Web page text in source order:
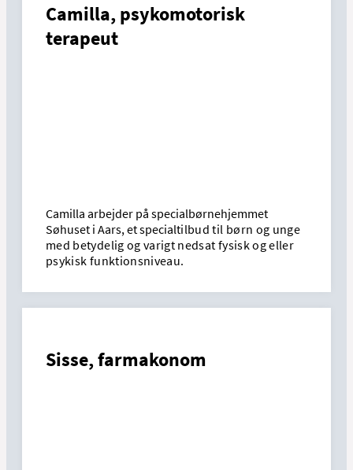
Camilla, psykomotorisk
terapeut
Camilla arbejder på specialbørnehjemmet
Søhuset i Aars, et specialtilbud til børn og unge
med betydelig og varigt nedsat fysisk og eller
psykisk funktionsniveau.
Sisse, farmakonom